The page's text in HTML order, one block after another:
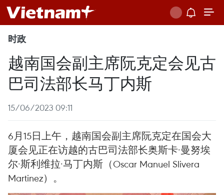
时政
越南国会副主席阮克定会见古
巴司法部长马丁内斯
15/06/2023 09:11
6月15日上午，越南国会副主席阮克定在国会大
厦会见正在访越的古巴司法部长奥斯卡·曼努埃
尔·斯利维拉·马丁内斯（Oscar Manuel Slivera
Martinez）。